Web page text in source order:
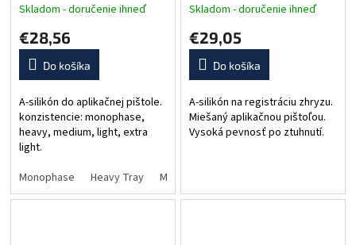
Skladom - doručenie ihneď
€28,56
Do košíka
A-silikón do aplikačnej pištole.
konzistencie: monophase,
heavy, medium, light, extra
light.
Monophase
Heavy Tray Medium Flow
Skladom - doručenie ihneď
€29,05
Do košíka
A-silikón na registráciu zhryzu.
Miešaný aplikačnou pištoľou.
Vysoká pevnosť po ztuhnutí.